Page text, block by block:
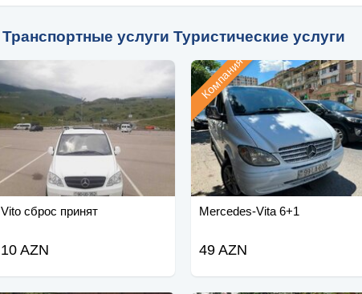
Транспортные услуги Туристические услуги
Vito сброс принят
10 AZN
Mercedes-Vita 6+1
Компания
49 AZN